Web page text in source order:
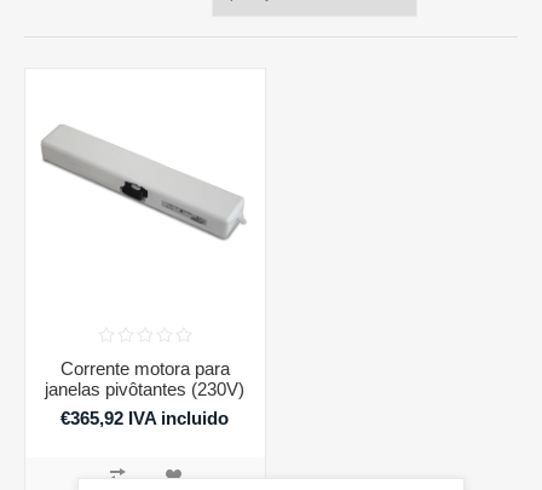
Corrente motora para
janelas pivôtantes (230V)
€365,92 IVA incluido